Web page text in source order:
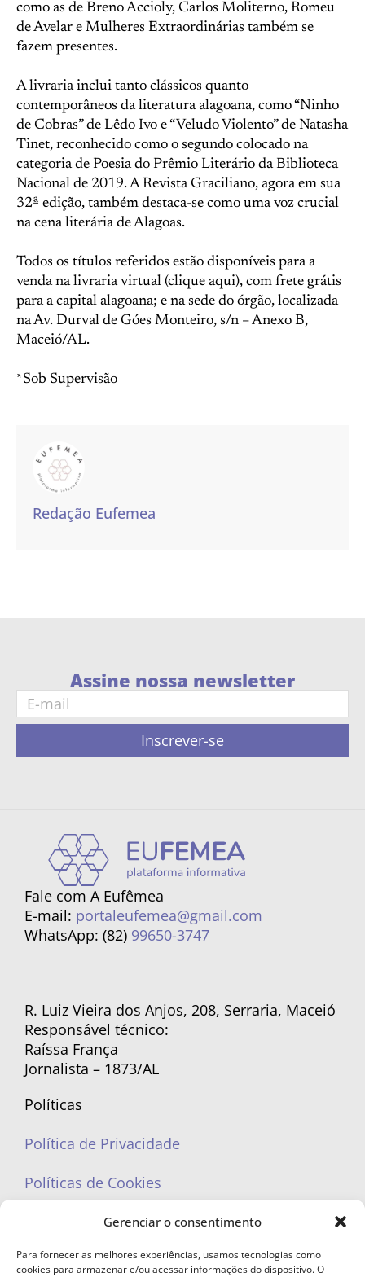
Gerenciar o consentimento
Para fornecer as melhores experiências, usamos tecnologias como
cookies para armazenar e/ou acessar informações do dispositivo. O
como as de Breno Accioly, Carlos Moliterno, Romeu
de Avelar e Mulheres Extraordinárias também se
fazem presentes.
A livraria inclui tanto clássicos quanto
contemporâneos da literatura alagoana, como “Ninho
de Cobras” de Lêdo Ivo e “Veludo Violento” de Natasha
Tinet, reconhecido como o segundo colocado na
categoria de Poesia do Prêmio Literário da Biblioteca
Nacional de 2019. A Revista Graciliano, agora em sua
32ª edição, também destaca-se como uma voz crucial
na cena literária de Alagoas.
Todos os títulos referidos estão disponíveis para a
venda na livraria virtual (clique aqui), com frete grátis
para a capital alagoana; e na sede do órgão, localizada
na Av. Durval de Góes Monteiro, s/n – Anexo B,
Maceió/AL.
*Sob Supervisão
Redação Eufemea
Assine nossa newsletter
Inscrever-se
Fale com A Eufêmea
E-mail: portaleufemea@gmail.com
WhatsApp: (82) 99650-3747
R. Luiz Vieira dos Anjos, 208, Serraria, Maceió
Responsável técnico:
Raíssa França
Jornalista – 1873/AL
Políticas
Política de Privacidade
Políticas de Cookies